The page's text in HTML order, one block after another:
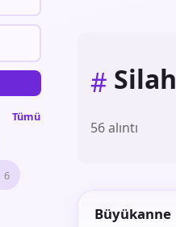
Tümü
6
# Silah
56 alıntı
Büyükanne